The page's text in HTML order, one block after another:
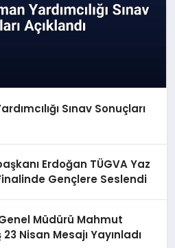
Sınav Sonuçları
Erdoğan TÜGVA Yaz
Gençlere Seslendi
Müdürü Mahmut
Nisan Mesajı Yayınladı